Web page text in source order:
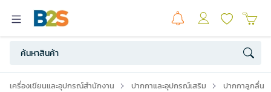
เครื่องเขียนและอุปกรณ์สำนักงาน ปากกาและอุปกรณ์เสริม ปากกาลูกลื่น